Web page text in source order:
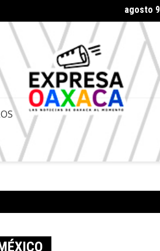
Ni Wan do’o 2026 reúne tradición,
agosto